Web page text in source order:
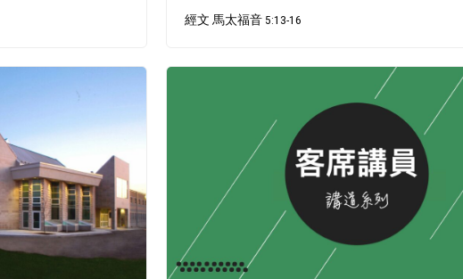
經文 馬太福音 5:13-16